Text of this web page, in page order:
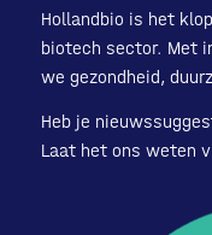
Hollandbio is het
biotech sector. Met
we gezondheid,
Heb je
Laat het ons weten